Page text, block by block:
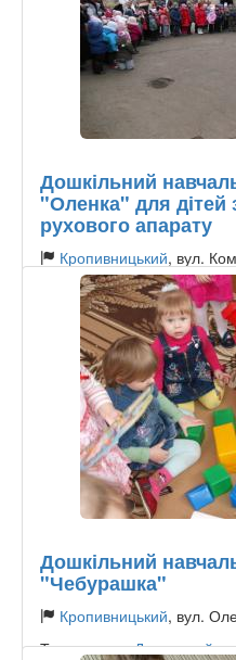
Дошкільний
"Оленка" для
рухового апарату
Кропивницький, вул.
Тип садочку:Державний
Дошкільний
"Чебурашка"
Кропивницький, вул.
Тип садочку:Державний